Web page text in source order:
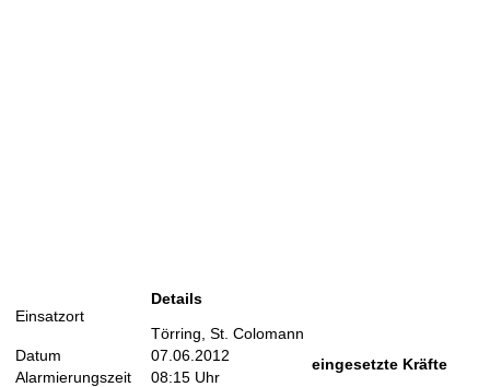
Einsatzort
Details
Törring, St. Colomann
Datum
07.06.2012
Alarmierungszeit
08:15 Uhr
eingesetzte Kräfte